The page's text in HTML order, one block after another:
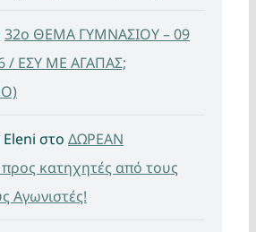
32ο ΘΕΜΑ ΓΥΜΝΑΣΙΟΥ – 09
/ ΕΣΥ ΜΕ ΑΓΑΠΑΣ;
στο ΔΩΡΕΑΝ
κατηχητές από τους
Αγωνιστές!